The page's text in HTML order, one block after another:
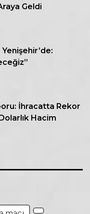
Geldi
İhracatta Rekor
Hacim